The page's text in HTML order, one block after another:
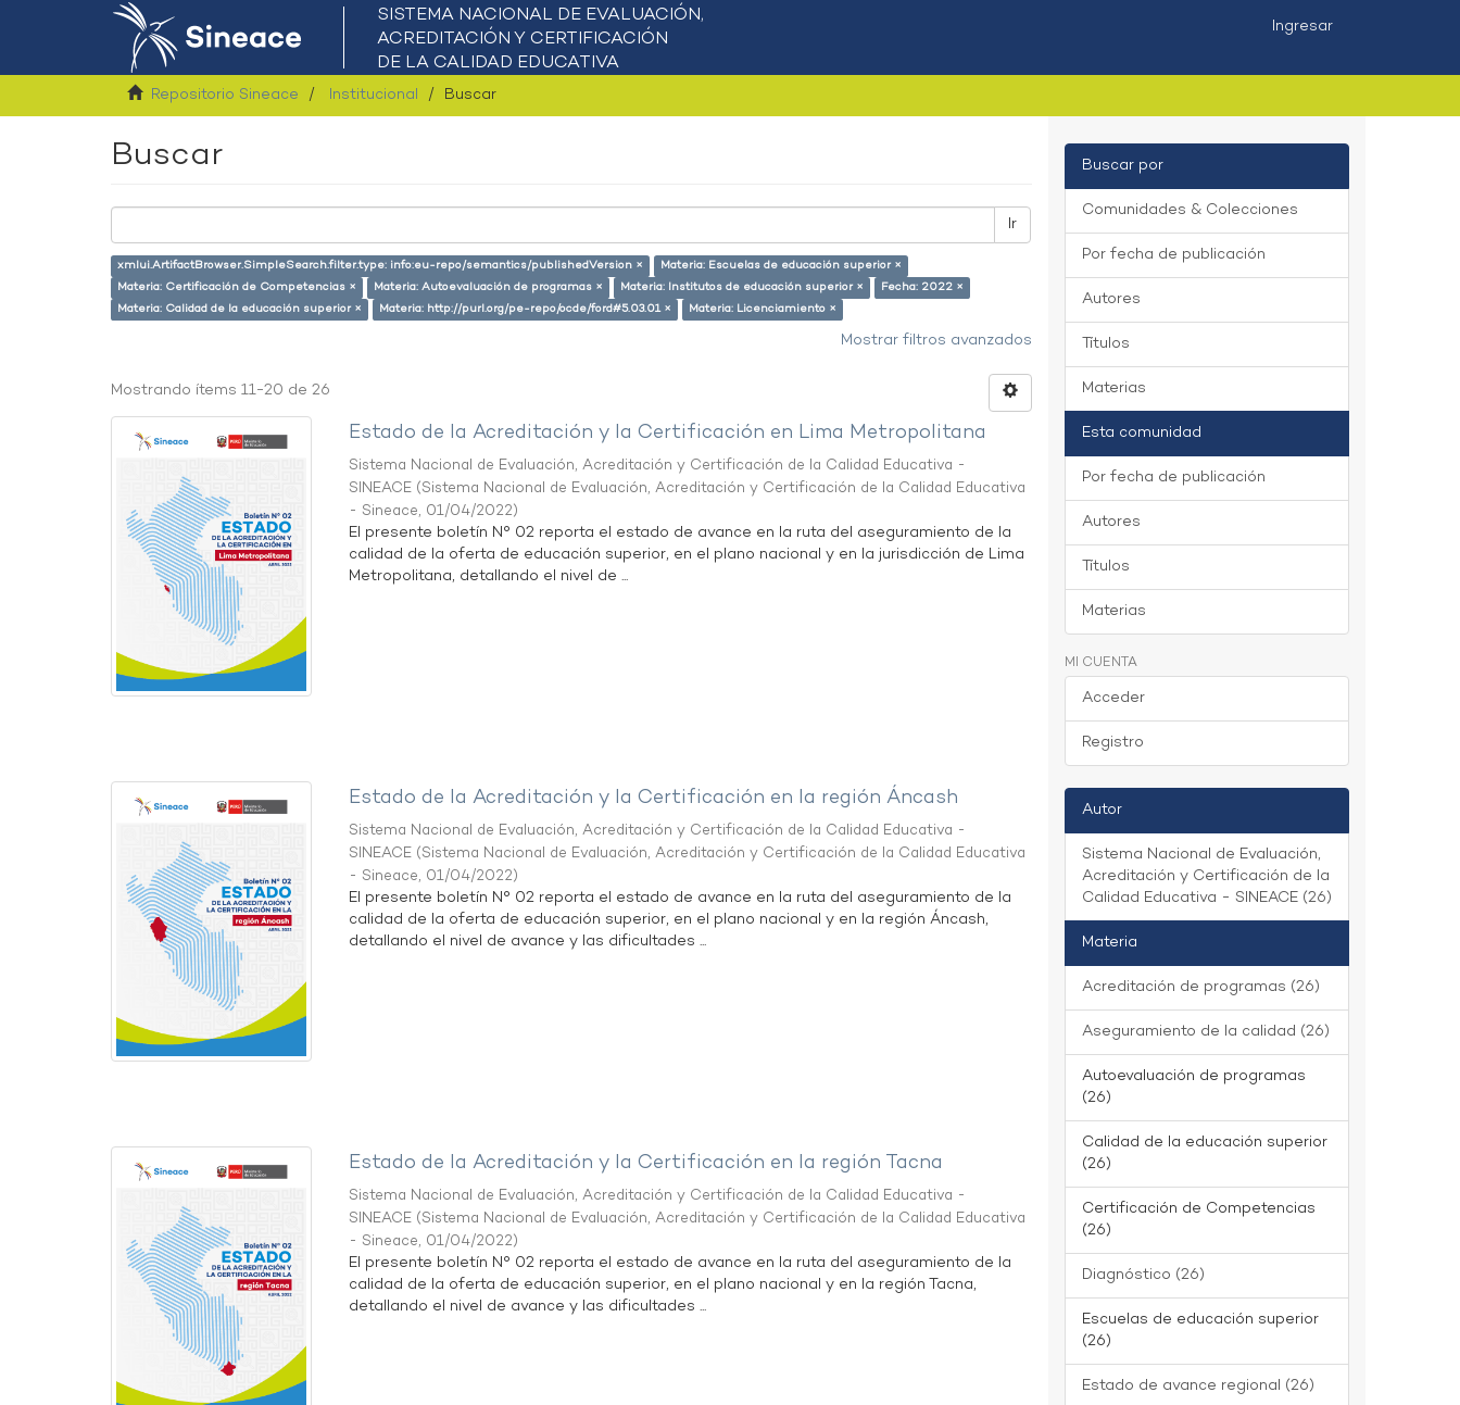
Ingresar
Repositorio Sineace Institucional Buscar
Buscar
Ir
xmlui.ArtifactBrowser.SimpleSearch.filter.type: info:eu-repo/semantics/publishedVersion ×
Materia: Escuelas de educación superior ×
Materia: Certificación de Competencias ×
Materia: Autoevaluación de programas × Materia: Institutos de educación superior ×
Fecha: 2022 ×
Materia: Calidad de la educación superior ×
Materia: http://purl.org/pe-repo/ocde/ford#5.03.01 × Materia: Licenciamiento ×
Mostrar filtros avanzados
Mostrando ítems 11-20 de 26
Estado de la Acreditación y la Certificación en Lima Metropolitana
Sistema Nacional de Evaluación, Acreditación y Certificación de la Calidad Educativa -
SINEACE (Sistema Nacional de Evaluación, Acreditación y Certificación de la Calidad Educativa
- Sineace, 01/04/2022)
El presente boletín N° 02 reporta el estado de avance en la ruta del aseguramiento de la
calidad de la oferta de educación superior, en el plano nacional y en la jurisdicción de Lima
Metropolitana, detallando el nivel de ...
Estado de la Acreditación y la Certificación en la región Áncash
Sistema Nacional de Evaluación, Acreditación y Certificación de la Calidad Educativa -
SINEACE (Sistema Nacional de Evaluación, Acreditación y Certificación de la Calidad Educativa
- Sineace, 01/04/2022)
El presente boletín N° 02 reporta el estado de avance en la ruta del aseguramiento de la
calidad de la oferta de educación superior, en el plano nacional y en la región Áncash,
detallando el nivel de avance y las dificultades ...
Estado de la Acreditación y la Certificación en la región Tacna
Sistema Nacional de Evaluación, Acreditación y Certificación de la Calidad Educativa -
SINEACE (Sistema Nacional de Evaluación, Acreditación y Certificación de la Calidad Educativa
- Sineace, 01/04/2022)
El presente boletín N° 02 reporta el estado de avance en la ruta del aseguramiento de la
calidad de la oferta de educación superior, en el plano nacional y en la región Tacna,
detallando el nivel de avance y las dificultades ...
Buscar por
Comunidades & Colecciones
Por fecha de publicación
Autores
Títulos
Materias
Esta comunidad
Por fecha de publicación
Autores
Títulos
Materias
MI CUENTA
Acceder
Registro
Autor
Sistema Nacional de Evaluación,
Acreditación y Certificación de la
Calidad Educativa - SINEACE (26)
Materia
Acreditación de programas (26)
Aseguramiento de la calidad (26)
Autoevaluación de programas
(26)
Calidad de la educación superior
(26)
Certificación de Competencias
(26)
Diagnóstico (26)
Escuelas de educación superior
(26)
Estado de avance regional (26)